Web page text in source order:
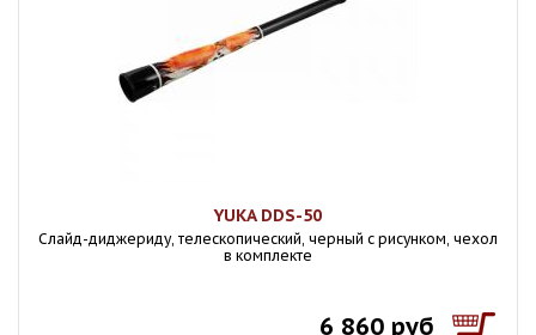
YUKA DDS-50
Слайд-диджериду, телескопический, черный с рисунком, чехол
в комплекте
6 860 руб